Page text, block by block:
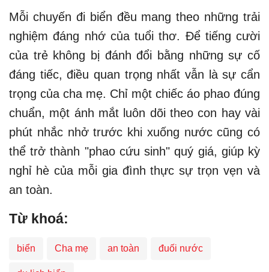
Mỗi chuyến đi biển đều mang theo những trải
nghiệm đáng nhớ của tuổi thơ. Để tiếng cười
của trẻ không bị đánh đổi bằng những sự cố
đáng tiếc, điều quan trọng nhất vẫn là sự cẩn
trọng của cha mẹ. Chỉ một chiếc áo phao đúng
chuẩn, một ánh mắt luôn dõi theo con hay vài
phút nhắc nhở trước khi xuống nước cũng có
thể trở thành "phao cứu sinh" quý giá, giúp kỳ
nghỉ hè của mỗi gia đình thực sự trọn vẹn và
an toàn.
Từ khoá:
biển Cha mẹ an toàn đuối nước